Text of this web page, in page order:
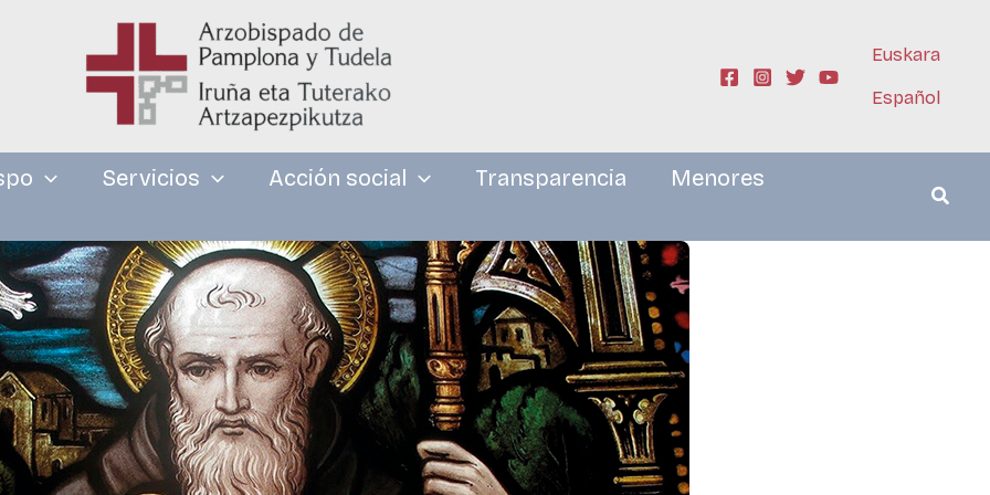
Euskara
Español
Servicios Acción social Transparencia
Menores